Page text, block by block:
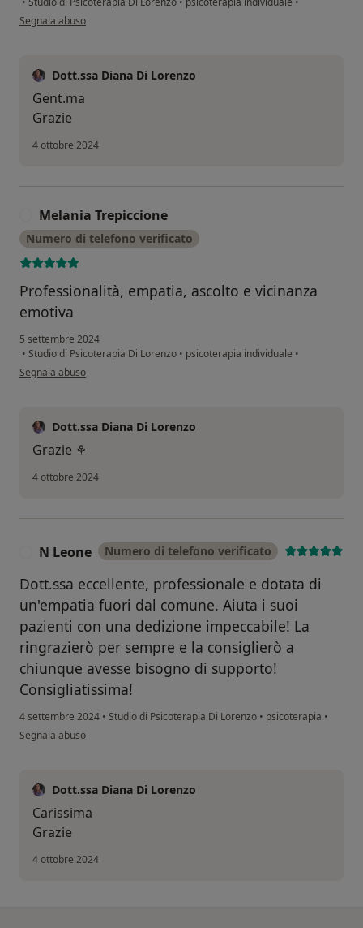
secondo l'opinione dell'utente MG Tescione
Segnala abuso
Dott.ssa Diana Di Lorenzo
Gent.ma
Grazie
4 ottobre 2024
Melania Trepiccione
Numero di telefono verificato
Professionalità, empatia, ascolto e vicinanza
emotiva
5 settembre 2024
• Studio di Psicoterapia Di Lorenzo • psicoterapia individuale •
secondo l'opinione dell'utente Melania Trepiccione
Segnala abuso
Dott.ssa Diana Di Lorenzo
Grazie ⚘️
4 ottobre 2024
N Leone Numero di telefono verificato
Dott.ssa eccellente, professionale e dotata di
un'empatia fuori dal comune. Aiuta i suoi
pazienti con una dedizione impeccabile! La
ringrazierò per sempre e la consiglierò a
chiunque avesse bisogno di supporto!
Consigliatissima!
4 settembre 2024 • Studio di Psicoterapia Di Lorenzo • psicoterapia •
secondo l'opinione dell'utente N Leone
Segnala abuso
Dott.ssa Diana Di Lorenzo
Carissima
Grazie
4 ottobre 2024